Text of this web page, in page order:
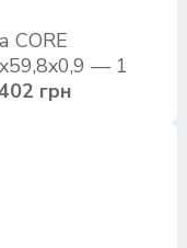
CORE
— 1
грн